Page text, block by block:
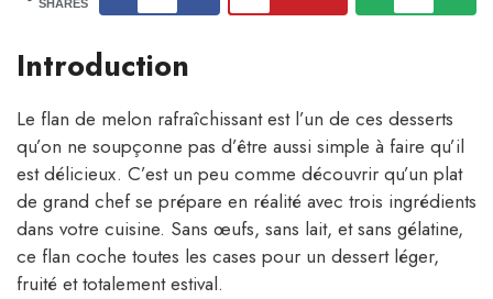
SHARES
Introduction
Le flan de melon rafraîchissant est l’un de ces desserts
qu’on ne soupçonne pas d’être aussi simple à faire qu’il
est délicieux. C’est un peu comme découvrir qu’un plat
de grand chef se prépare en réalité avec trois ingrédients
dans votre cuisine. Sans œufs, sans lait, et sans gélatine,
ce flan coche toutes les cases pour un dessert léger,
fruité et totalement estival.